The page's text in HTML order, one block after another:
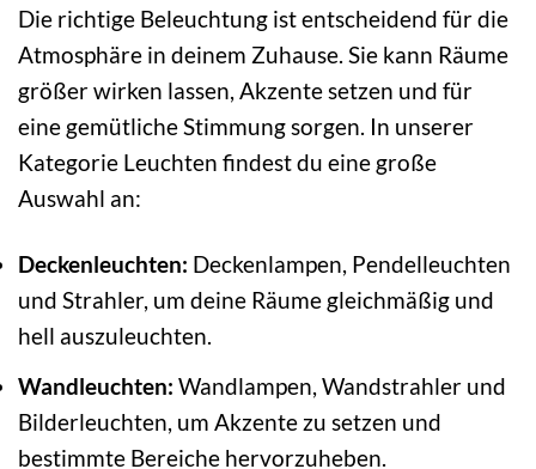
Die richtige Beleuchtung ist entscheidend für die
Atmosphäre in deinem Zuhause. Sie kann Räume
größer wirken lassen, Akzente setzen und für
eine gemütliche Stimmung sorgen. In unserer
Kategorie Leuchten findest du eine große
Auswahl an:
Deckenleuchten: Deckenlampen, Pendelleuchten
und Strahler, um deine Räume gleichmäßig und
hell auszuleuchten.
Wandleuchten: Wandlampen, Wandstrahler und
Bilderleuchten, um Akzente zu setzen und
bestimmte Bereiche hervorzuheben.